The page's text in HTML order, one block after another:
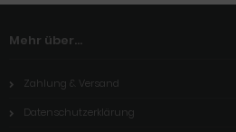
Mehr über...
Zahlung & Versand
Datenschutzerklärung